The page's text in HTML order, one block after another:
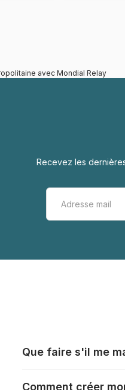
avec Mondial Relay
Recevez les
Que faire s'il me
Comment créer